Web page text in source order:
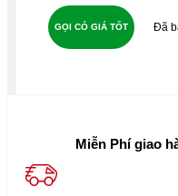
GỌI CÓ GIÁ TỐT
Miễn Phí giao